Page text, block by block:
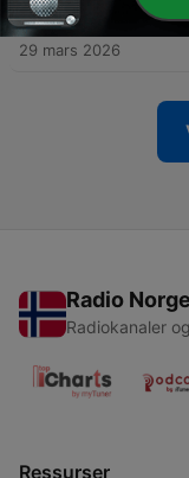
2 - ובביטחון העולמי
29 mars 2026
Radio Norge
Radiokanaler
Ressurser